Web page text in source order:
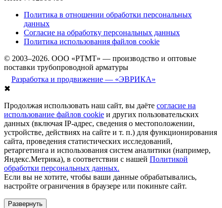
Политика в отношении обработки персональных
данных
Согласие на обработку персональных данных
Политика использования файлов cookie
© 2003–2026. ООО «РТМТ» — производство и оптовые
поставки трубопроводной арматуры
Разработка и продвижение — «ЭВРИКА»
✖
Продолжая использовать наш сайт, вы даёте согласие на
использование файлов cookie и других пользовательских
данных (включая IP-адрес, сведения о местоположении,
устройстве, действиях на сайте и т. п.) для функционирования
сайта, проведения статистических исследований,
ретаргетинга и использования систем аналитики (например,
Яндекс.Метрика), в соответствии с нашей Политикой
обработки персональных данных.
Если вы не хотите, чтобы ваши данные обрабатывались,
настройте ограничения в браузере или покиньте сайт.
Развернуть